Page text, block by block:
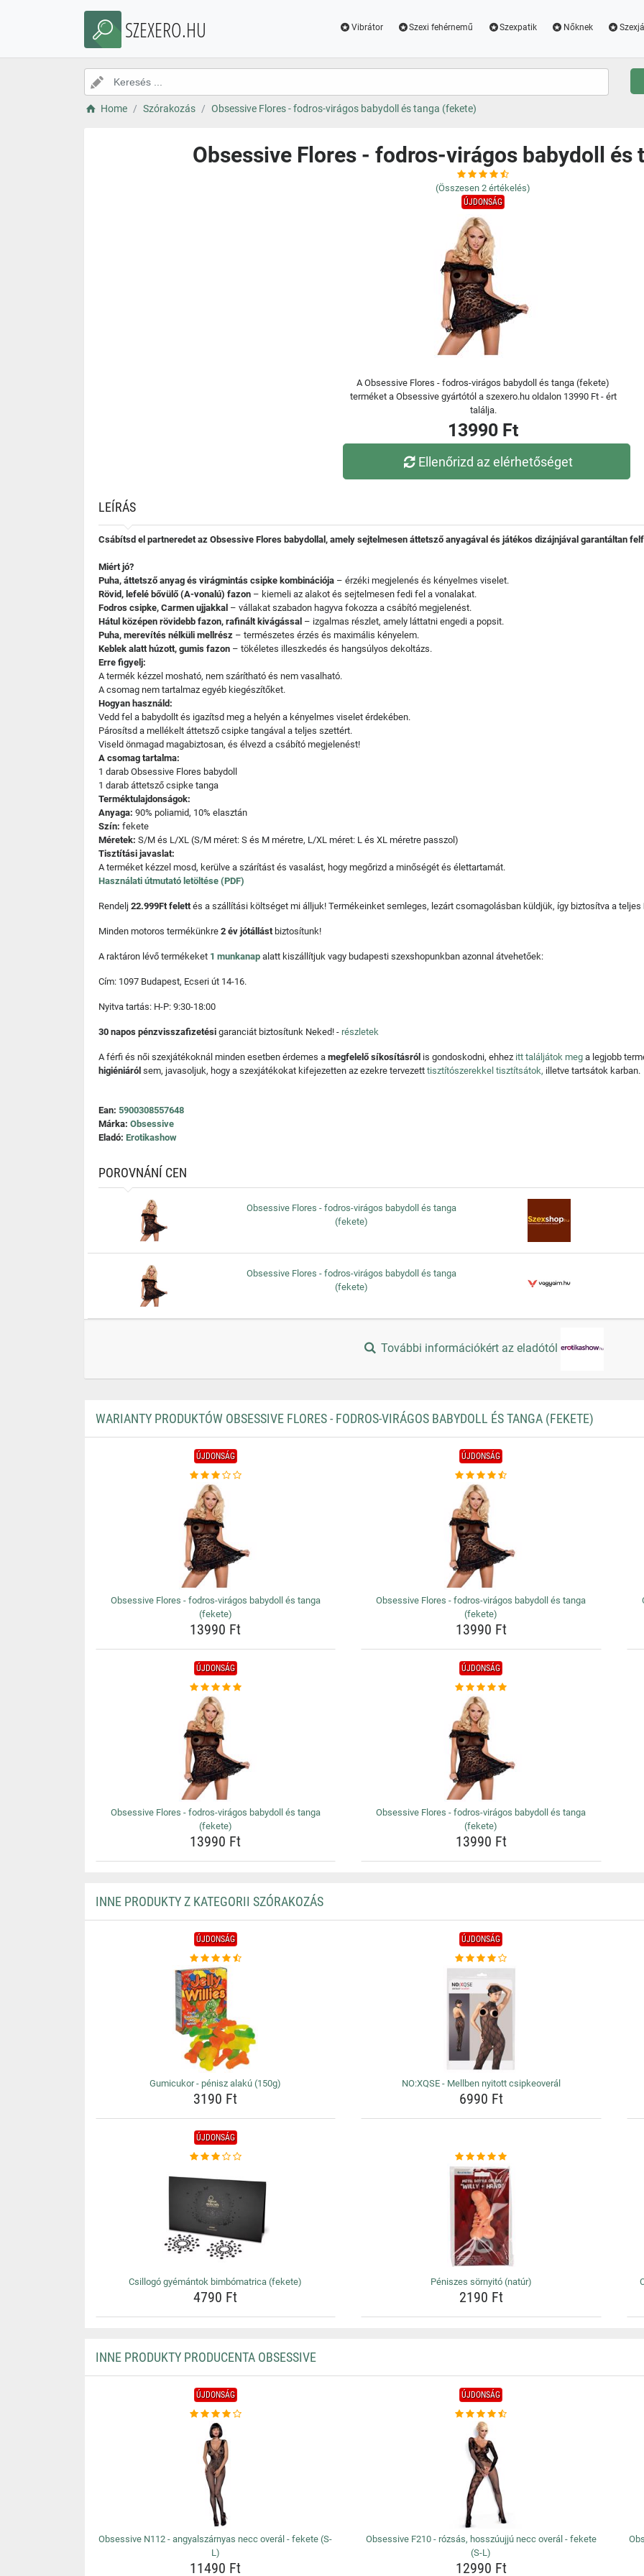
SZEXERO.HU Vibrátor Szexi fehérnemű Szexpatik Nőknek
Home Szórakozás Obsessive Flores - fodros-virágos babydoll és tanga (fekete)
Obsessive Flores - fodros-virágos babydoll és
(Összesen 2 értékelés)
ÚJDONSÁG
A Obsessive Flores - fodros-virágos babydoll és tanga (fekete)
terméket a Obsessive gyártótól a szexero.hu oldalon 13990 Ft - ért
találja.
13990 Ft
Ellenőrizd az elérhetőséget
LEÍRÁS
Csábítsd el partneredet az Obsessive Flores babydollal, amely sejtelmesen áttetsző anyagával és játékos dizájnjával garantáltan
Miért jó?
Puha, áttetsző anyag és virágmintás csipke kombinációja – érzéki megjelenés és kényelmes viselet.
Rövid, lefelé bővülő (A-vonalú) fazon – kiemeli az alakot és sejtelmesen fedi fel a vonalakat.
Fodros csipke, Carmen ujjakkal – vállakat szabadon hagyva fokozza a csábító megjelenést.
Hátul középen rövidebb fazon, rafinált kivágással – izgalmas részlet, amely láttatni engedi a popsit.
Puha, merevítés nélküli mellrész – természetes érzés és maximális kényelem.
Keblek alatt húzott, gumis fazon – tökéletes illeszkedés és hangsúlyos dekoltázs.
Erre figyelj:
A termék kézzel mosható, nem szárítható és nem vasalható.
A csomag nem tartalmaz egyéb kiegészítőket.
Hogyan használd:
Vedd fel a babydollt és igazítsd meg a helyén a kényelmes viselet érdekében.
Párosítsd a mellékelt áttetsző csipke tangával a teljes szettért.
Viseld önmagad magabiztosan, és élvezd a csábító megjelenést!
A csomag tartalma:
1 darab Obsessive Flores babydoll
1 darab áttetsző csipke tanga
Terméktulajdonságok:
Anyaga: 90% poliamid, 10% elasztán
Szín: fekete
Méretek: S/M és L/XL (S/M méret: S és M méretre, L/XL méret: L és XL méretre passzol)
Tisztítási javaslat:
A terméket kézzel mosd, kerülve a szárítást és vasalást, hogy megőrizd a minőségét és élettartamát.
Használati útmutató letöltése (PDF)
Rendelj 22.999Ft felettés a szállítási költséget mi álljuk! Termékeinket semleges, lezárt csomagolásban küldjük, így biztosítva a teljes
Minden motoros termékünkre 2 év jótállást biztosítunk!
A raktáron lévő termékeket 1 munkanap alatt kiszállítjuk vagy budapesti szexshopunkban azonnal átvehetőek:
Cím: 1097 Budapest, Ecseri út 14-16.
Nyitva tartás: H-P: 9:30-18:00
30 napos pénzvisszafizetési garanciát biztosítunk Neked! - részletek
A férfi és női szexjátékoknál minden esetben érdemes a megfelelő síkosításról is gondoskodni, ehhez itt találjátok meg a legjobb
higiéniáról sem, javasoljuk, hogy a szexjátékokat kifejezetten az ezekre tervezett tisztítószerekkel tisztítsátok, illetve tartsátok karban.
Ean: 5900308557648
Márka: Obsessive
Eladó: Erotikashow
POROVNÁNÍ CEN
Obsessive Flores - fodros-virágos babydoll és tanga
(fekete)
Obsessive Flores - fodros-virágos babydoll és tanga
(fekete)
További információkért az eladótól
WARIANTY PRODUKTÓW OBSESSIVE FLORES - FODROS-VIRÁGOS BABYDOLL ÉS TANGA (FEKETE)
ÚJDONSÁG
Obsessive Flores - fodros-virágos babydoll és tanga
(fekete)
13990 Ft
ÚJDONSÁG
Obsessive Flores - fodros-virágos babydoll és tanga
(fekete)
13990 Ft
ÚJDONSÁG
Obsessive Flores - fodros-virágos babydoll és tanga
(fekete)
13990 Ft
ÚJDONSÁG
Obsessive Flores - fodros-virágos babydoll és tanga
(fekete)
13990 Ft
INNE PRODUKTY Z KATEGORII SZÓRAKOZÁS
ÚJDONSÁG
Gumicukor - pénisz alakú (150g)
3190 Ft
ÚJDONSÁG
NO:XQSE - Mellben nyitott csipkeoverál
6990 Ft
ÚJDONSÁG
Csillogó gyémántok bimbómatrica (fekete)
4790 Ft
Péniszes sörnyitó (natúr)
2190 Ft
INNE PRODUKTY PRODUCENTA OBSESSIVE
ÚJDONSÁG
Obsessive N112 - angyalszárnyas necc overál - fekete (S-
L)
11490 Ft
ÚJDONSÁG
Obsessive F210 - rózsás, hosszúujjú necc overál - fekete
(S-L)
12990 Ft